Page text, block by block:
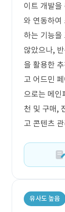
이트 개발을
와 연동하여
하는 기능을
않았으나,
을 활용한
고 어드민
으로는 메인
천 및 구매,
고 콘텐츠
유사도 높음